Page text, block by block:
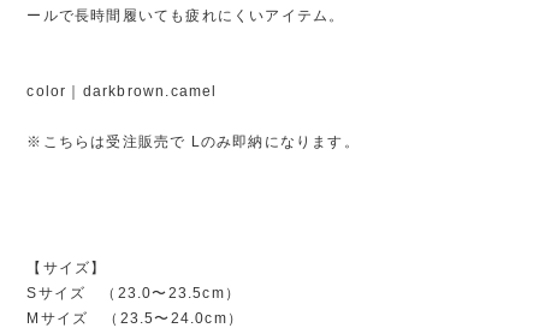
ールで長時間履いても疲れにくいアイテム。
color｜darkbrown.camel
※こちらは受注販売で Lのみ即納になります。
【サイズ】
Sサイズ （23.0〜23.5cm）
Mサイズ （23.5〜24.0cm）